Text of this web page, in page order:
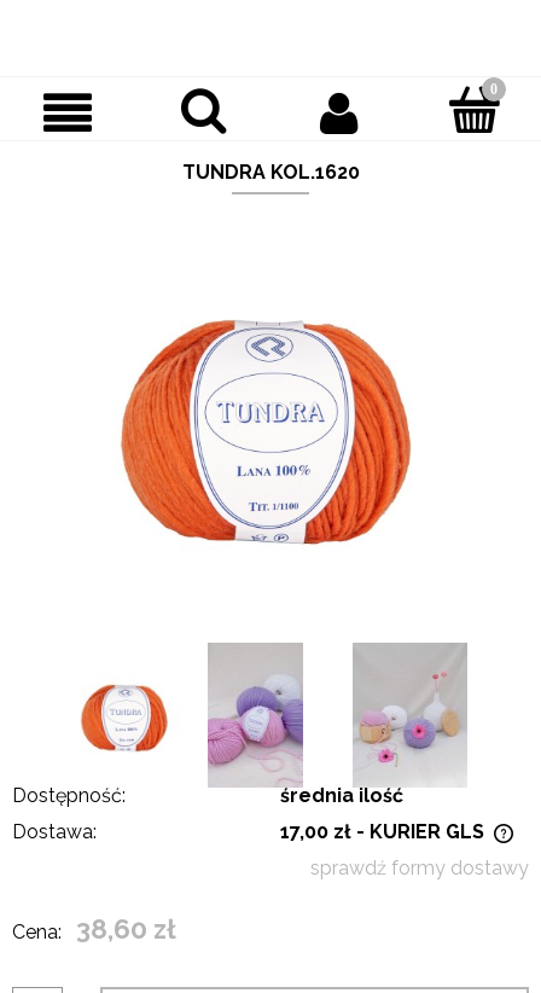
TUNDRA KOL.1620
Dostępność:
średnia ilość
Dostawa:
17,00 zł - KURIER GLS
sprawdź formy dostawy
Cena: 38,60 zł